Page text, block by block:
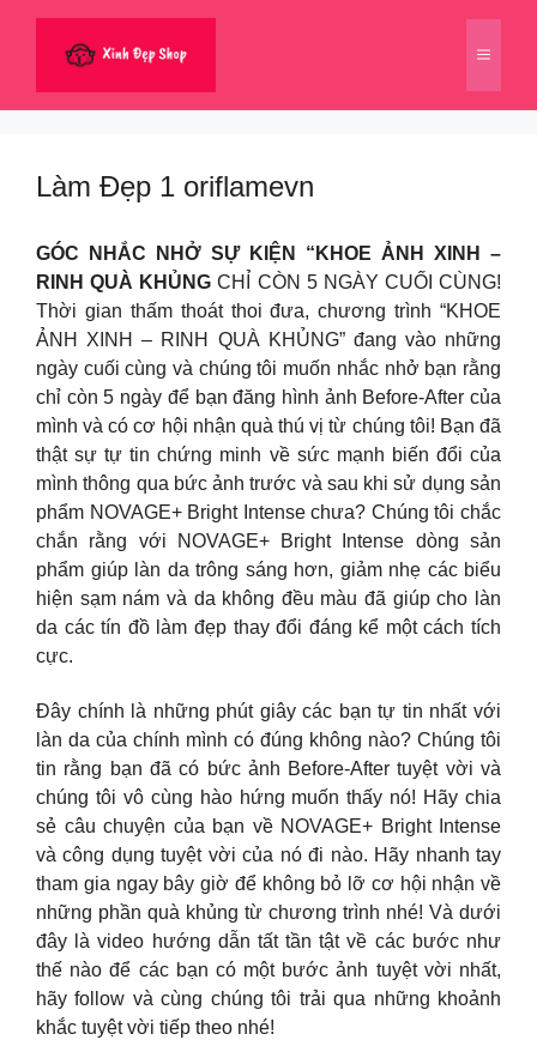
dung
Menu
Làm Đẹp 1 oriflamevn
GÓC NHẮC NHỞ SỰ KIỆN “KHOE ẢNH XINH –
RINH QUÀ KHỦNGCHỈ CÒN 5 NGÀY CUỐI CÙNG!
Thời gian thấm thoát thoi đưa, chương trình “KHOE
ẢNH XINH – RINH QUÀ KHỦNG” đang vào những
ngày cuối cùng và chúng tôi muốn nhắc nhở bạn rằng
chỉ còn 5 ngày để bạn đăng hình ảnh Before-After của
mình và có cơ hội nhận quà thú vị từ chúng tôi! Bạn đã
thật sự tự tin chứng minh về sức mạnh biến đổi của
mình thông qua bức ảnh trước và sau khi sử dụng sản
phẩm NOVAGE+ Bright Intense chưa? Chúng tôi chắc
chắn rằng với NOVAGE+ Bright Intense dòng sản
phẩm giúp làn da trông sáng hơn, giảm nhẹ các biểu
hiện sạm nám và da không đều màu đã giúp cho làn
da các tín đồ làm đẹp thay đổi đáng kể một cách tích
cực.
Đây chính là những phút giây các bạn tự tin nhất với
làn da của chính mình có đúng không nào? Chúng tôi
tin rằng bạn đã có bức ảnh Before-After tuyệt vời và
chúng tôi vô cùng hào hứng muốn thấy nó! Hãy chia
sẻ câu chuyện của bạn về NOVAGE+ Bright Intense
và công dụng tuyệt vời của nó đi nào. Hãy nhanh tay
tham gia ngay bây giờ để không bỏ lỡ cơ hội nhận về
những phần quà khủng từ chương trình nhé! Và dưới
đây là video hướng dẫn tất tần tật về các bước như
thế nào để các bạn có một bước ảnh tuyệt vời nhất,
hãy follow và cùng chúng tôi trải qua những khoảnh
khắc tuyệt vời tiếp theo nhé!